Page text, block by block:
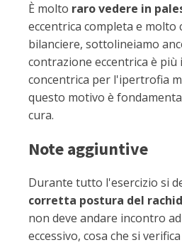
È molto raro vedere in
eccentrica completa e
bilanciere, sottolineiamo
contrazione eccentrica è
concentrica per l'ipertrofia
questo motivo è
cura.
Note aggiuntive
Durante tutto l'esercizio si
corretta postura del
non deve andare incontro
eccessivo, cosa che si